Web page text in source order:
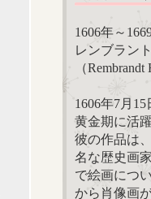
1606年～
レンブラン
（
1606年7月
黄金期に活
彼の作品は
名な歴史画
で絵画につ
から肖像画